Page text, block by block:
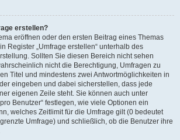
erstellen?
eröffnen oder den ersten Beitrag eines Themas
Register „Umfrage erstellen“ unterhalb des
Sollten Sie diesen Bereich nicht sehen
nicht die Berechtigung, Umfragen zu
Titel und mindestens zwei Antwortmöglichkeiten in
eingeben und dabei sicherstellen, dass jede
eigenen Zeile steht. Sie können auch unter
Benutzer“ festlegen, wie viele Optionen ein
welches Zeitlimit für die Umfrage gilt (0 bedeutet
Umfrage) und schließlich, ob die Benutzer ihre